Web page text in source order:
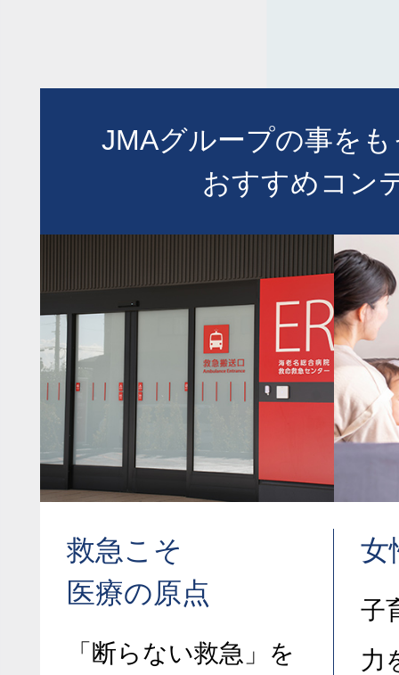
JMAグループの事を
おすすめコン
救急こそ
医療の原点
「断らない救急」を
女
子
力